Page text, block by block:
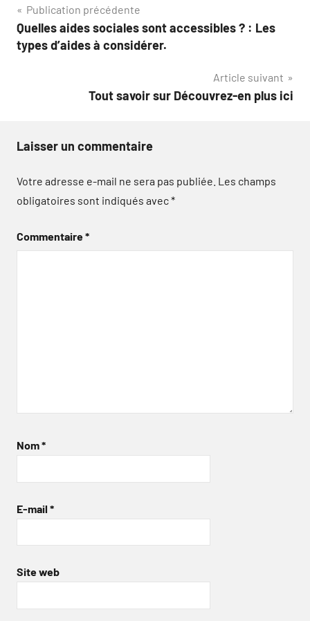
Navigation
de
Publication précédente
Quelles aides sociales sont accessibles ? : Les
types d’aides à considérer.
Article suivant
Tout savoir sur Découvrez-en plus ici
Laisser un commentaire
Votre adresse e-mail ne sera pas publiée. Les champs
obligatoires sont indiqués avec*
Commentaire*
Nom*
E-mail *
Site web